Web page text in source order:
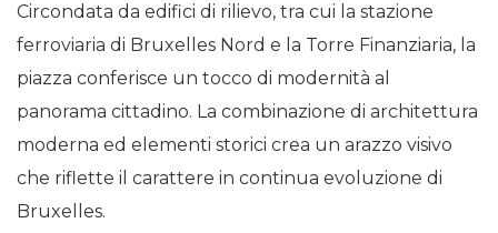
Circondata da edifici di rilievo, tra cui la stazione
ferroviaria di Bruxelles Nord e la Torre Finanziaria, la
piazza conferisce un tocco di modernità al
panorama cittadino. La combinazione di architettura
moderna ed elementi storici crea un arazzo visivo
che riflette il carattere in continua evoluzione di
Bruxelles.